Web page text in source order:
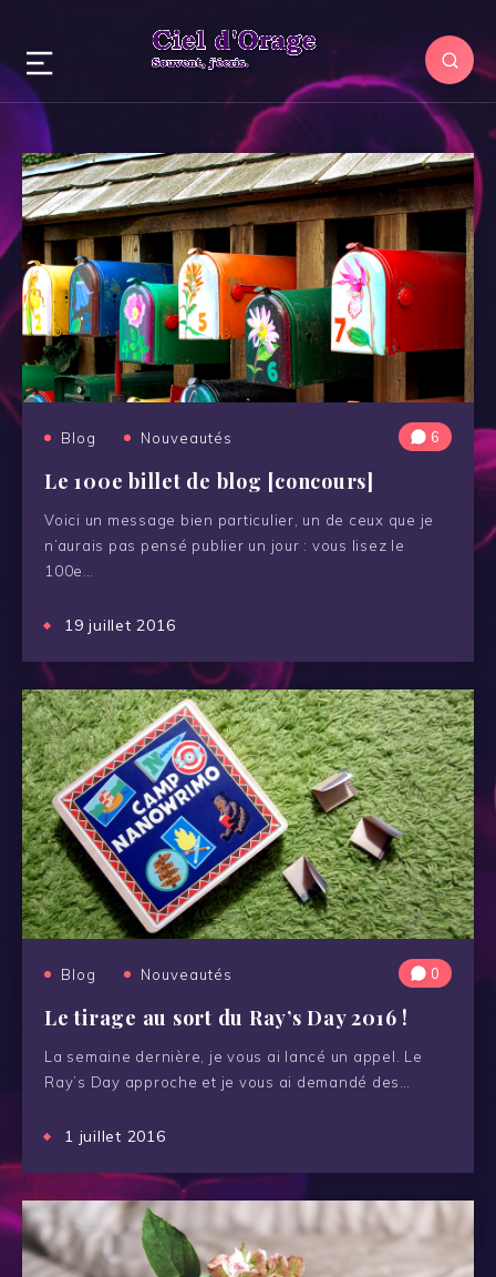
Blog Nouveautés 6
Le 100e billet de blog [concours]
Voici un message bien particulier, un de ceux que je
n’aurais pas pensé publier un jour : vous lisez le
100e…
19 juillet 2016
Blog Nouveautés 0
Le tirage au sort du Ray’s Day 2016 !
La semaine dernière, je vous ai lancé un appel. Le
Ray’s Day approche et je vous ai demandé des…
1 juillet 2016